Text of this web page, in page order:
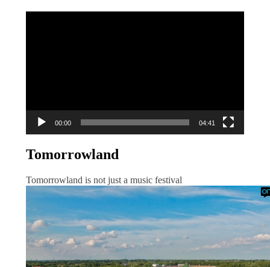
00:00 04:41
Tomorrowland
Tomorrowland is not just a music festival